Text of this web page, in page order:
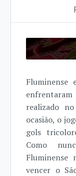
Fluminense
realizado
ocasião, o
gols
Como
Fluminense
vencer o